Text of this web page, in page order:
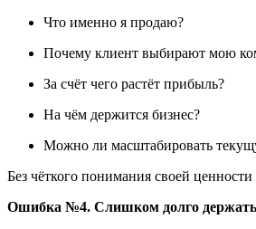
Что именно я продаю?
Почему клиент выбирают мою
За счёт чего растёт прибыль?
На чём держится бизнес?
Можно ли масштабировать
Без чёткого понимания своей
Ошибка №4. Слишком долго